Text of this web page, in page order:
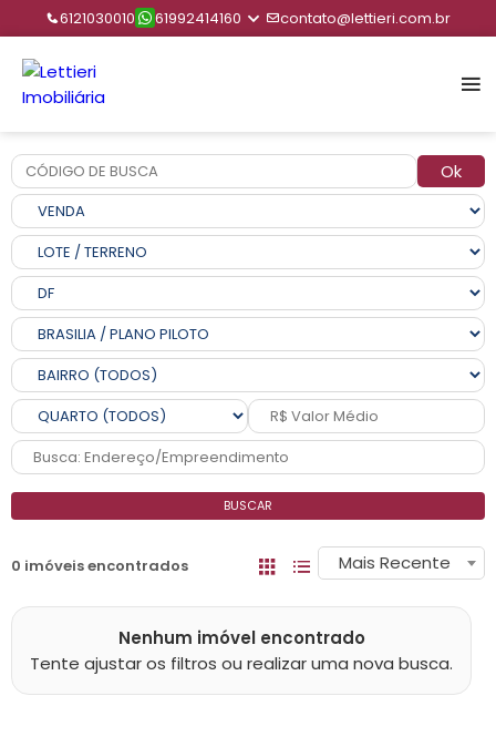
6121030010 61992414160 contato@lettieri.com.br
Ok
BUSCAR
0 imóveis encontrados Mais Recente
Nenhum imóvel encontrado
Tente ajustar os filtros ou realizar uma nova busca.